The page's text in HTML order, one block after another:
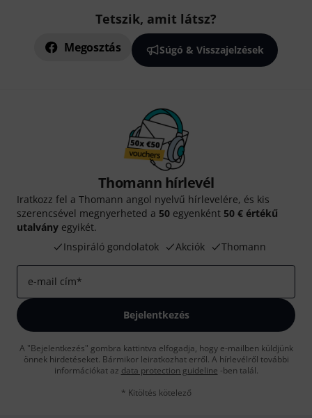
Tetszik, amit látsz?
Megosztás Súgó & Visszajelzések
Thomann hírlevél
Iratkozz fel a Thomann angol nyelvű hírlevelére, és kis
szerencsével megnyerheted a 50 egyenként 50 € értékű
utalvány egyikét.
Inspiráló gondolatok
Akciók Thomann
e-mail cím*
Bejelentkezés
A "Bejelentkezés" gombra kattintva elfogadja, hogy e-mailben küldjünk
önnek hirdetéseket. Bármikor leiratkozhat erről. A hírlevélről további
információkat az data protection guideline -ben talál.
* Kitöltés kötelező